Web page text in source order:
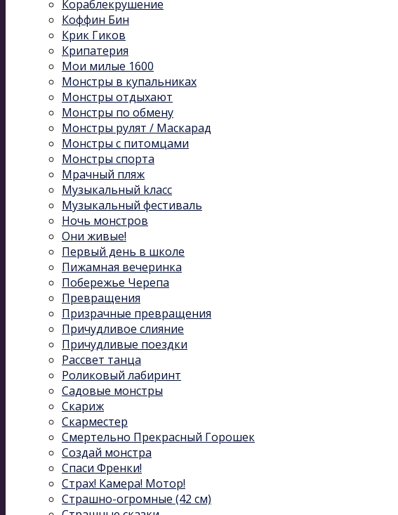
Кораблекрушение
Коффин Бин
Крик Гиков
Крипатерия
Мои милые 1600
Монстры в купальниках
Монстры отдыхают
Монстры по обмену
Монстры рулят / Маскарад
Монстры с питомцами
Монстры спорта
Мрачный пляж
Музыкальный kласс
Музыкальный фестиваль
Ночь монстров
Они живые!
Первый день в школе
Пижамная вечеринка
Побережье Черепа
Превращения
Призрачные превращения
Причудливое слияние
Причудливые поездки
Рассвет танца
Роликовый лабиринт
Садовые монстры
Скариж
Скарместер
Смертельно Прекрасный Горошек
Создай монстра
Спаси Френки!
Страх! Камера! Мотор!
Страшно-огромные (42 см)